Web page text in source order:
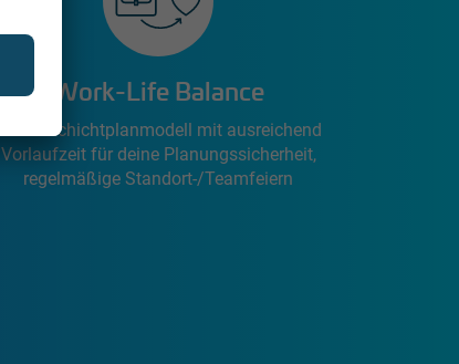
Work-Life Balance
Faires Schichtplanmodell mit ausreichend
Vorlaufzeit für deine Planungssicherheit,
regelmäßige Standort-/Teamfeiern